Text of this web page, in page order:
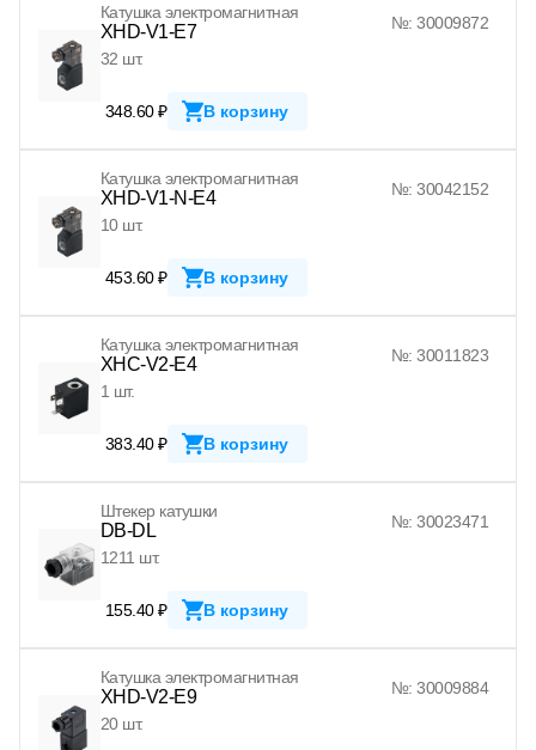
Катушка электромагнитная
XHD-V1-E7
№: 30009872
32 шт.
348.60 ₽ В корзину
Катушка электромагнитная
XHD-V1-N-E4
№: 30042152
10 шт.
453.60 ₽ В корзину
Катушка электромагнитная
XHC-V2-E4
№: 30011823
1 шт.
383.40 ₽ В корзину
Штекер катушки
DB-DL
№: 30023471
1211 шт.
155.40 ₽ В корзину
Катушка электромагнитная
XHD-V2-E9
№: 30009884
20 шт.